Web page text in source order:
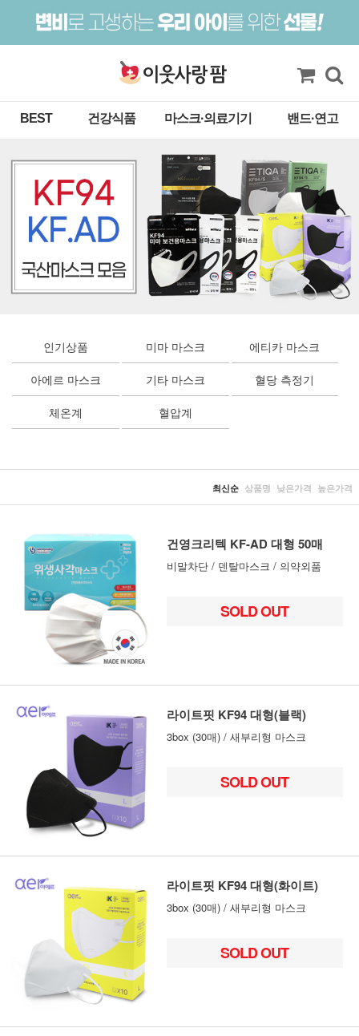
BEST 건강식품 마스크·의료기기 밴드·연고
인기상품 미마 마스크 에티카 마스크
아에르 마스크 기타 마스크 혈당 측정기
체온계 혈압계
최신순 상품명 낮은가격 높은가격
건영크리텍 KF-AD 대형 50매
비말차단 / 덴탈마스크 / 의약외품
SOLD OUT
라이트핏 KF94 대형(블랙)
3box (30매) / 새부리형 마스크
SOLD OUT
라이트핏 KF94 대형(화이트)
3box (30매) / 새부리형 마스크
SOLD OUT